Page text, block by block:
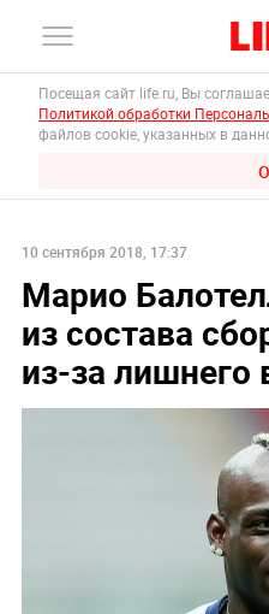
Посещая сайт life.ru, Вы
Политикой обработки
файлов cookie, указанных в
10 сентября 2018, 17:37
Марио
из состава
из-за лишнего